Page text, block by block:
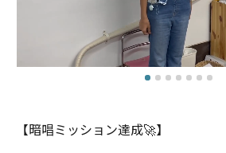
【暗唱ミッション達成🚀】